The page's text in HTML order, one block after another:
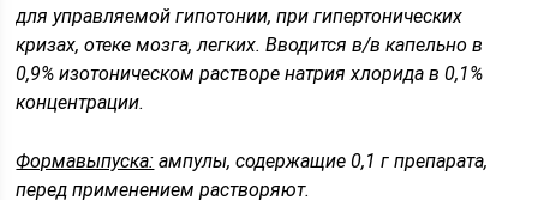
для управляемой гипотонии, при гипертонических
кризах, отеке мозга, легких. Вводится в/в капельно в
0,9% изотоническом растворе натрия хлорида в 0,1%
концентрации.
Формавыпуска: ампулы, содержащие 0,1 г препарата,
перед применением растворяют.